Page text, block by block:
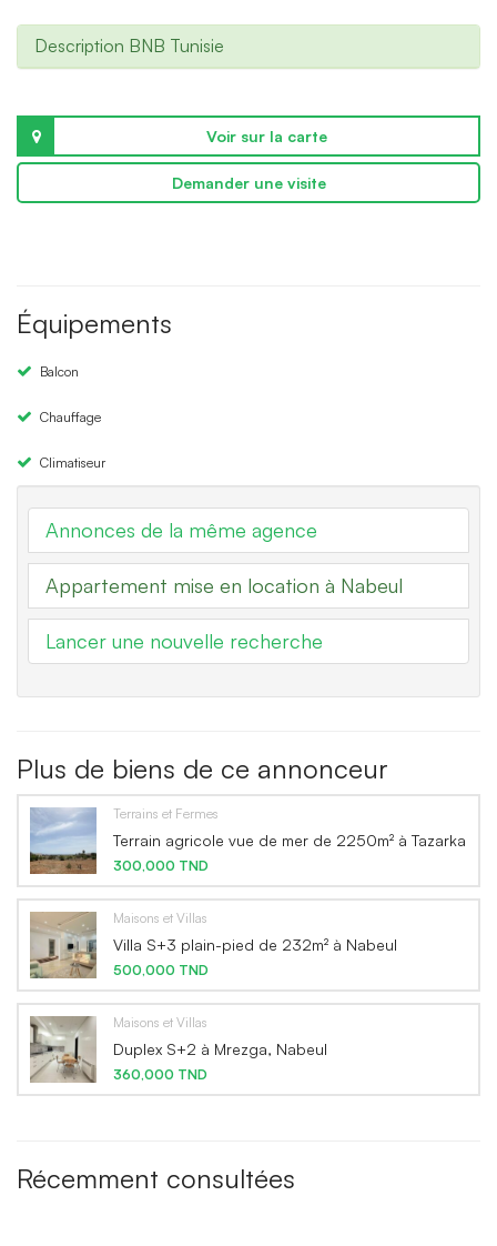
Description BNB Tunisie
Voir sur la carte
Demander une visite
Équipements
Balcon
Chauffage
Climatiseur
Annonces de la même agence
Appartement mise en location à Nabeul
Lancer une nouvelle recherche
Plus de biens de ce annonceur
Terrains et Fermes
Terrain agricole vue de mer de 2250m² à Tazarka
300,000 TND
Maisons et Villas
Villa S+3 plain-pied de 232m² à Nabeul
500,000 TND
Maisons et Villas
Duplex S+2 à Mrezga, Nabeul
360,000 TND
Récemment consultées